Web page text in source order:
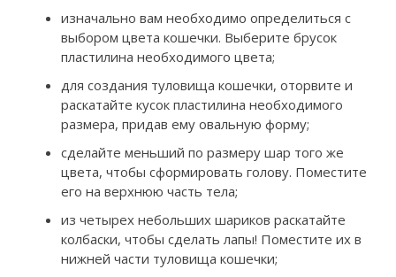
изначально вам необходимо определиться с
выбором цвета кошечки. Выберите брусок
пластилина необходимого цвета;
для создания туловища кошечки, оторвите и
раскатайте кусок пластилина необходимого
размера, придав ему овальную форму;
сделайте меньший по размеру шар того же
цвета, чтобы сформировать голову. Поместите
его на верхнюю часть тела;
из четырех небольших шариков раскатайте
колбаски, чтобы сделать лапы! Поместите их в
нижней части туловища кошечки;